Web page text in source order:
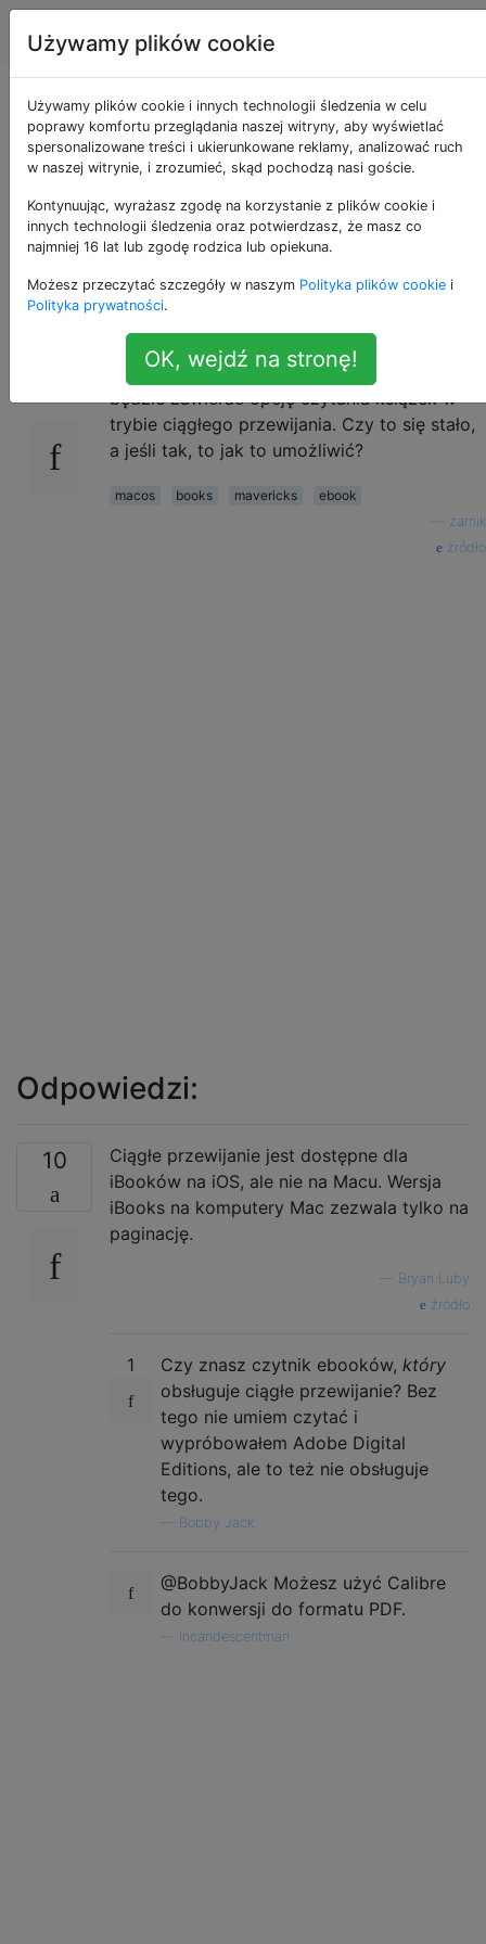
Apple Tagi
jak włączyć ciągłe
przewijanie w iBooks
1.0 dla OSX
Mavericks?
Według doniesień prasowych
Apple obiecało,
że nowa aplikacja iBooks dla OSX Mavericks
będzie zawierać opcję czytania książek w
trybie ciągłego przewijania. Czy to się stało,
a jeśli tak, to jak to umożliwić?
macos books mavericks
ebook
żarnik
źródło
Odpowiedzi:
10
Ciągłe przewijanie jest dostępne dla
iBooków na iOS, ale nie na Macu. Wersja
iBooks na komputery Mac zezwala tylko na
paginację.
Bryan Luby
źródło
1 Czy znasz czytnik ebooków, który
obsługuje ciągłe przewijanie? Bez
tego nie umiem czytać i
wypróbowałem Adobe Digital
Editions, ale to też nie obsługuje
tego.
Bobby Jack
@BobbyJack Możesz użyć Calibre
do konwersji do formatu PDF.
incandescentman
Używamy plików cookie
Używamy plików cookie i innych technologii śledzenia w celu
poprawy komfortu przeglądania naszej witryny, aby wyświetlać
spersonalizowane treści i ukierunkowane reklamy, analizować ruch
w naszej witrynie, i zrozumieć, skąd pochodzą nasi goście.
Kontynuując, wyrażasz zgodę na korzystanie z plików cookie i
innych technologii śledzenia oraz potwierdzasz, że masz co
najmniej 16 lat lub zgodę rodzica lub opiekuna.
Możesz przeczytać szczegóły w naszym Polityka plików cookie i
Polityka prywatności.
OK, wejdź na stronę!